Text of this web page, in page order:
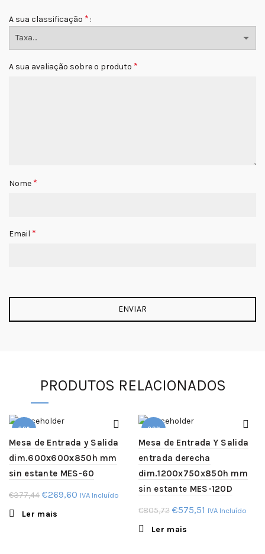
A sua classificação *
A sua avaliação sobre o produto *
Nome *
Email *
PRODUTOS RELACIONADOS
-29%
SOLD
OUT
Mesa de Entrada y Salida
dim.600x600x850h mm
sin estante MES-60
€377,44 O
preço
€269,60 OIVA Incluído
Ler mais
-29%
SOLD
OUT
Mesa de Entrada Y Salida
entrada derecha
dim.1200x750x850h mm
sin estante MES-120D
€805,72 O
preço
€575,51 OIVA Incluído
Ler mais